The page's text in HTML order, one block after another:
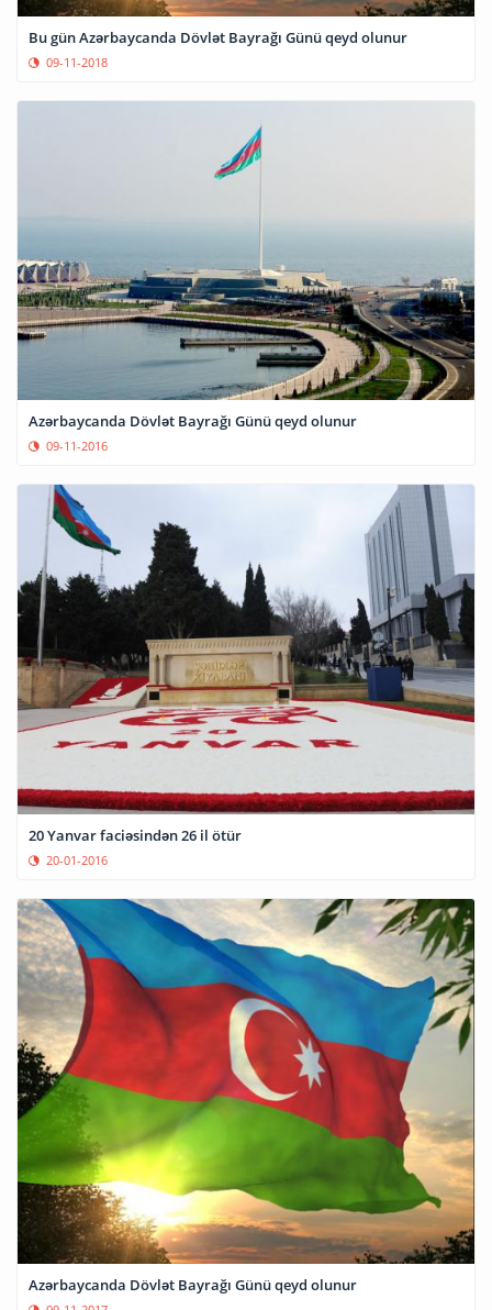
Bu gün Azərbaycanda Dövlət Bayrağı Günü qeyd olunur
09-11-2018
Azərbaycanda Dövlət Bayrağı Günü qeyd olunur
09-11-2016
20 Yanvar faciəsindən 26 il ötür
20-01-2016
Azərbaycanda Dövlət Bayrağı Günü qeyd olunur